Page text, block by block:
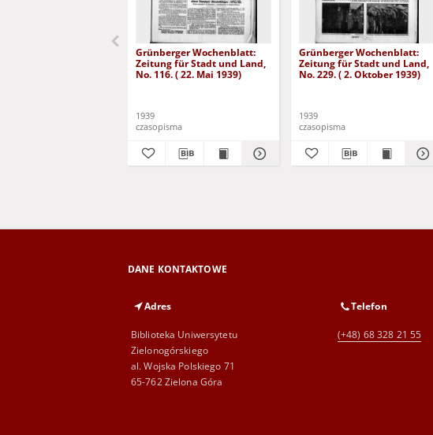
Grünberger Wochenblatt:
Zeitung für Stadt und Land,
No. 116. ( 22. Mai 1939)
1939
czasopisma
Grünberger Wochenblatt:
Zeitung für Stadt und Land,
No. 229. ( 2. Oktober 1939)
1939
czasopisma
DANE KONTAKTOWE
Adres
Biblioteka Uniwersytetu
Zielonogórskiego
al. Wojska Polskiego 71
65-762 Zielona Góra
Telefon
(+48) 68 328 21 55